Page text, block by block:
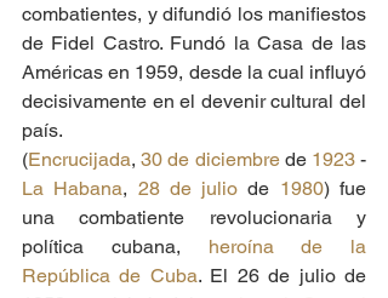
combatientes, y difundió los manifiestos
de Fidel Castro. Fundó la Casa de las
Américas en 1959, desde la cual influyó
decisivamente en el devenir cultural del
país.
(Encrucijada, 30 de diciembre de 1923
La Habana, 28 de julio de 1980) fue
una combatiente revolucionaria y
política cubana, heroína de la
República de Cuba. El 26 de julio de